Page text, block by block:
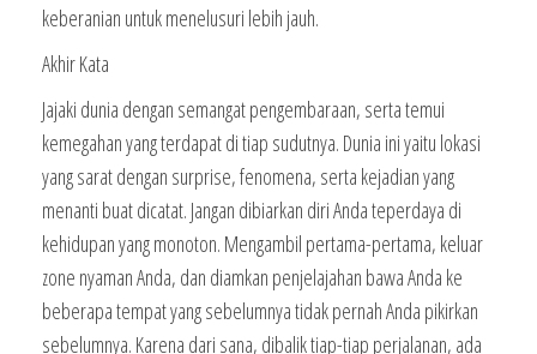
keberanian untuk menelusuri lebih jauh.
Akhir Kata
Jajaki dunia dengan semangat pengembaraan, serta temui
kemegahan yang terdapat di tiap sudutnya. Dunia ini yaitu lokasi
yang sarat dengan surprise, fenomena, serta kejadian yang
menanti buat dicatat. Jangan dibiarkan diri Anda teperdaya di
kehidupan yang monoton. Mengambil pertama-pertama, keluar
zone nyaman Anda, dan diamkan penjelajahan bawa Anda ke
beberapa tempat yang sebelumnya tidak pernah Anda pikirkan
sebelumnya. Karena dari sana, dibalik tiap-tiap perjalanan, ada